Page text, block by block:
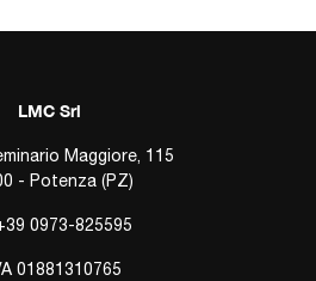
LMC Srl
Maggiore, 115
- Potenza (PZ)
0973-825595
01881310765